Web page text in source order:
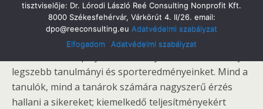
Megosztás Tweet Pin Email SMS
Iskolánkban régi hagyomány, hogy a tanév vége felé
legszebb tanulmányi és sporteredményeinket. Mind a
tanulók, mind a tanárok számára nagyszerű érzés
hallani a sikereket; kiemelkedő teljesítményekért
tisztviselője: Dr. Lórodi László Reé Consulting Nonprofit Kft.
8000 Székesfehérvár, Várkörút 4. II/26. email:
dpo@reeconsulting.eu Adatvédelmi szabályzat
Elfogadom
Adatvédelmi szabályzat